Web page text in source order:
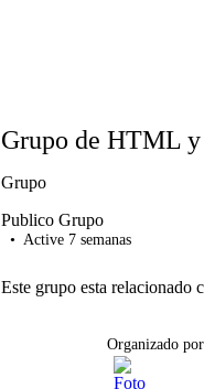
Grupo de HTML y
Grupo
Publico Grupo
Active 7 semanas
Este grupo esta relacionado
Organizado por